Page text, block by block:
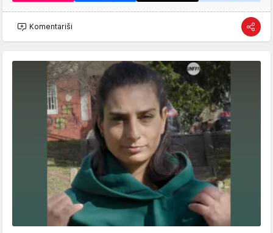
Komentariši